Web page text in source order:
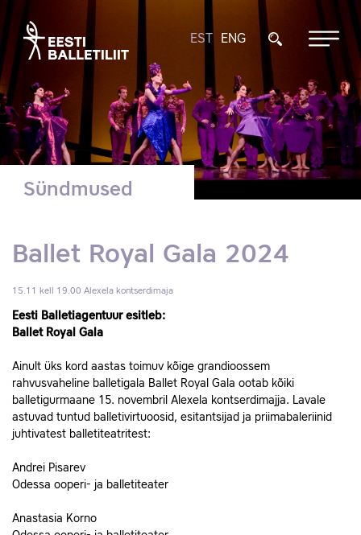
EST ENG
Sündmused
Ballet Royal Gala 2024
15.11 kell 19.00 Alexela kontserdimaja
Eesti Balletiagentuur esitleb:
Ballet Royal Gala
Ainult üks kord aastas toimuv kõige grandioossem
rahvusvaheline balletigala Ballet Royal Gala ootab kõiki
balletigurmaane 15. novembril Alexela kontserdimajja. Lavale
astuvad tuntud balletivirtuoosid, esitantsijad ja priimabaleriinid
juhtivatest balletiteatritest:
Andrei Pisarev
Odessa ooperi- ja balletiteater
Anastasia Korno